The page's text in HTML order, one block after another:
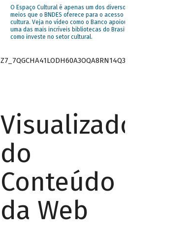
O Espaço Cultural é apenas um dos diversos
meios que o BNDES oferece para o acesso à
cultura. Veja no vídeo como o Banco apoiou
uma das mais incríveis bibliotecas do Brasil e
como investe no setor cultural.
Z7_7QGCHA41LODH60A3OQA8RN14Q3
Visualizador
do
Conteúdo
da Web